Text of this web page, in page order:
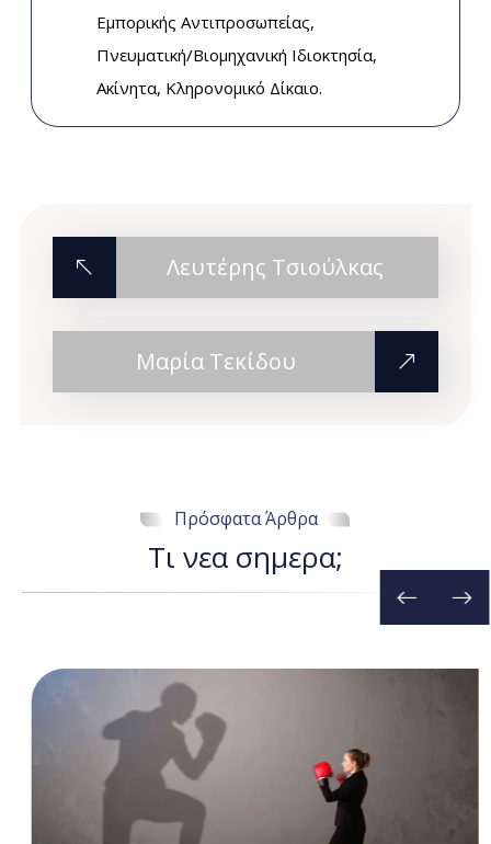
Εμπορικής Αντιπροσωπείας,
Πνευματική/Βιομηχανική Ιδιοκτησία,
Ακίνητα, Κληρονομικό Δίκαιο.
Λευτέρης Τσιούλκας
Μαρία Τεκίδου
Πρόσφατα Άρθρα
Τι νεα σημερα;